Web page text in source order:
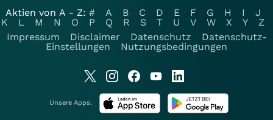
Aktien von A - Z: # A B C D E F G H I
J
K
L M N O P Q R S T U V W X Y
Z
Impressum
Disclaimer Datenschutz
Datenschutz-
Einstellungen
Nutzungsbedingungen
Unsere Apps: